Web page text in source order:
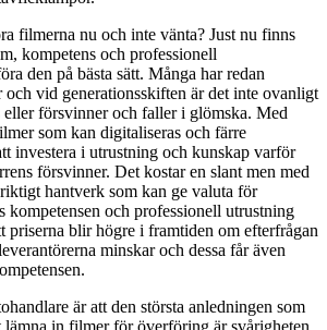
filmerna nu och inte vänta? Just nu finns
kompetens och professionell
den på bästa sätt. Många har redan
vid generationsskiften är det inte ovanligt
eller försvinner och faller i glömska. Med
som kan digitaliseras och färre
investera i utrustning och kunskap varför
försvinner. Det kostar en slant men med
hantverk som kan ge valuta för
kompetensen och professionell utrustning
priserna blir högre i framtiden om efterfrågan
minskar och dessa får även
är att den största anledningen som